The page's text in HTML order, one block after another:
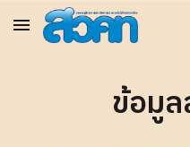
Skip to main content
ข้อมู